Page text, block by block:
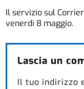
Il servizio sul
venerdì 8 maggio.
Lascia un
Il tuo indirizzo